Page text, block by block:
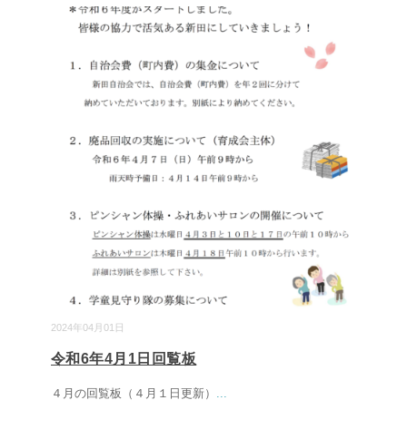
2024年04月01日
令和6年4月1日回覧板
４月の回覧板（４月１日更新）